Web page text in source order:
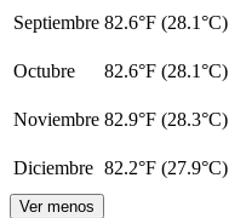
Septiembre 82.6°F (28.1°C)
Octubre
82.6°F (28.1°C)
Noviembre 82.9°F (28.3°C)
Diciembre 82.2°F (27.9°C)
Ver menos